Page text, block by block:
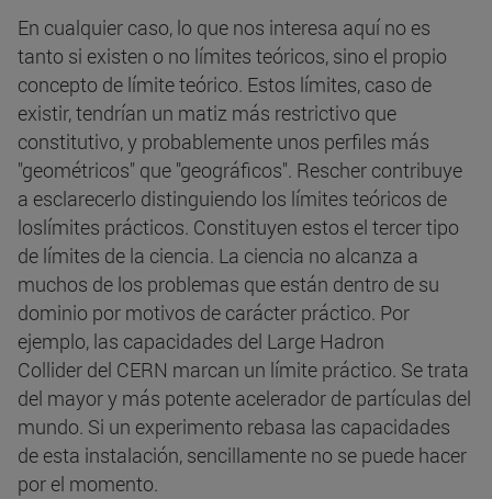
En cualquier caso, lo que nos interesa aquí no es
tanto si existen o no límites teóricos, sino el propio
concepto de límite teórico. Estos límites, caso de
existir, tendrían un matiz más restrictivo que
constitutivo, y probablemente unos perfiles más
"geométricos" que "geográficos". Rescher contribuye
a esclarecerlo distinguiendo los límites teóricos de
loslímites prácticos. Constituyen estos el tercer tipo
de límites de la ciencia. La ciencia no alcanza a
muchos de los problemas que están dentro de su
dominio por motivos de carácter práctico. Por
ejemplo, las capacidades del Large Hadron
Collider del CERN marcan un límite práctico. Se trata
del mayor y más potente acelerador de partículas del
mundo. Si un experimento rebasa las capacidades
de esta instalación, sencillamente no se puede hacer
por el momento.